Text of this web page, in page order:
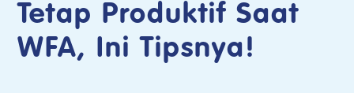
Tetap Produktif Saat
WFA, Ini Tipsnya!